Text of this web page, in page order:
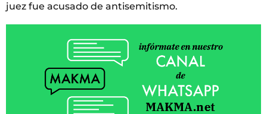
juez fue acusado de antisemitismo.